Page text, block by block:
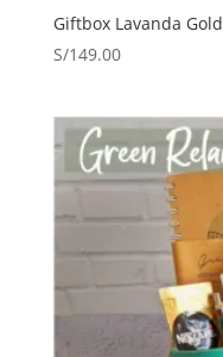
Giftbox Lavanda Gold
S/149.00